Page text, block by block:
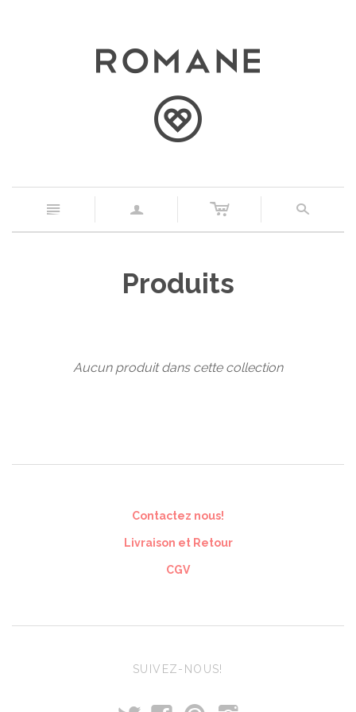
n a c s
Produits
Aucun produit dans cette collection
Contactez nous!
Livraison et Retour
CGV
SUIVEZ-NOUS!